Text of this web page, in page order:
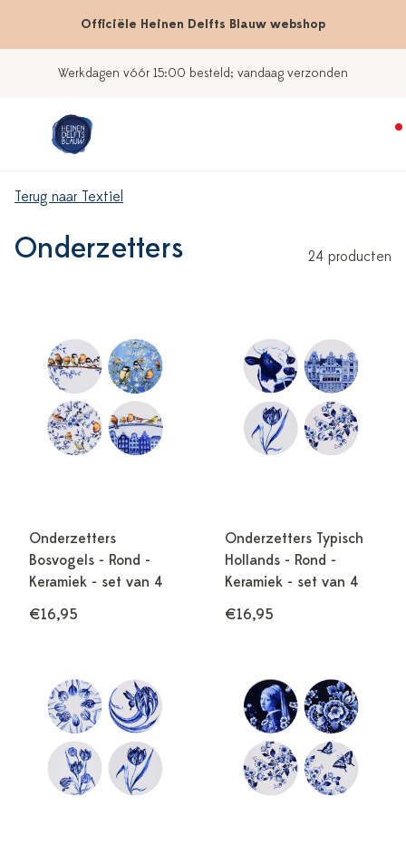
Officiële Heinen Delfts Blauw webshop
Werkdagen vóór 15:00 besteld; vandaag verzonden
Terug naar Textiel
Onderzetters 24 producten
Onderzetters
Bosvogels - Rond -
Keramiek - set van 4
€16,95
Onderzetters Typisch
Hollands - Rond -
Keramiek - set van 4
€16,95